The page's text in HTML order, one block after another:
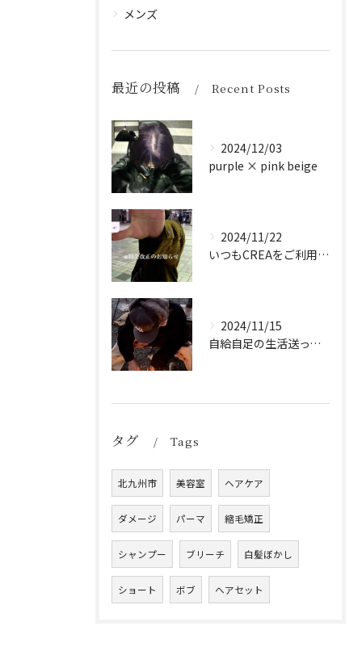
メンズ
最近の投稿 Recent Posts
2024/12/03
purple × pink beige
2024/11/22
いつもCREAをご利用頂き誠に有難う御座います！
2024/11/15
自給自足の生活送ってます
タグ Tags
北九州市 美容室 ヘアケア
ダメージ パーマ 縮毛矯正
シャンプー ブリーチ 白髪ぼかし
ショート ボブ ヘアセット